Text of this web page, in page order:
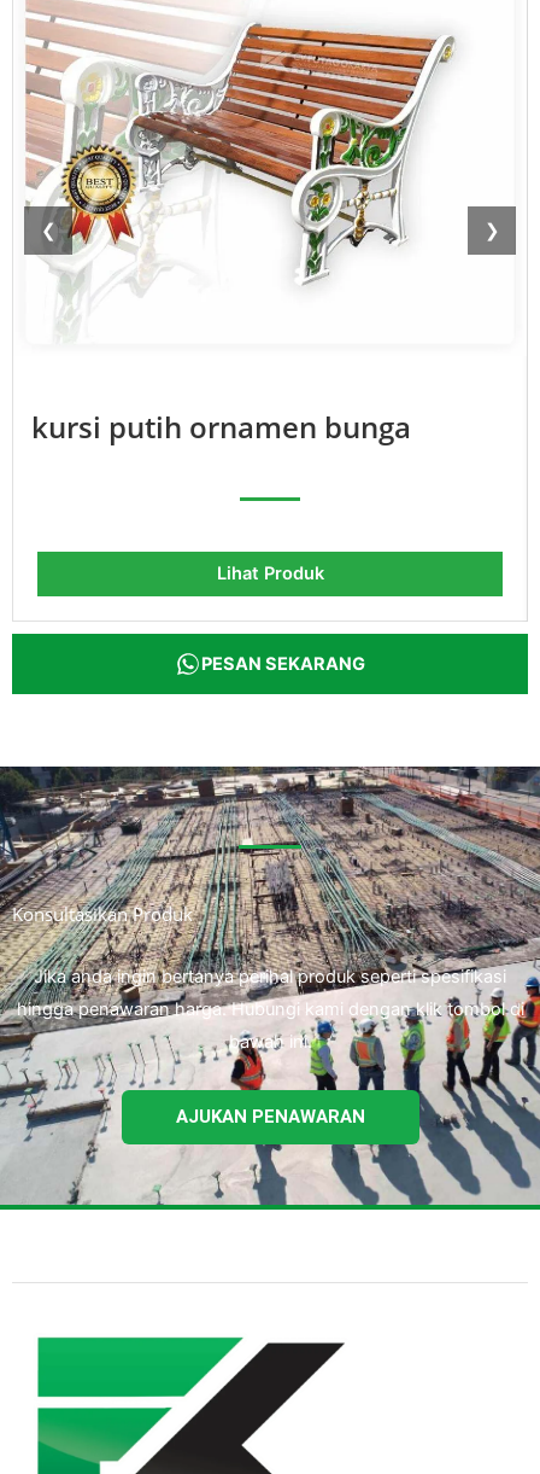
❮ ❯
kursi putih ornamen bunga
Lihat Produk
PESAN SEKARANG
Konsultasikan Produk
Jika anda ingin bertanya perihal produk seperti spesifikasi
hingga penawaran harga. Hubungi kami dengan klik tombol di
bawah ini.
AJUKAN PENAWARAN